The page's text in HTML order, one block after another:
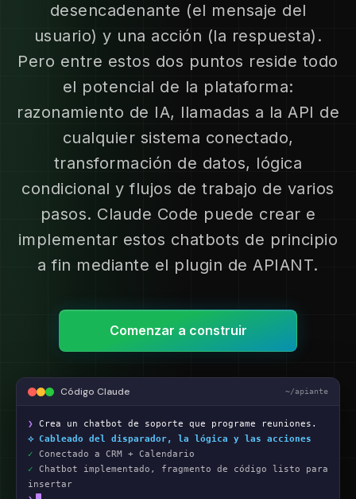
desencadenante (el mensaje del
usuario) y una acción (la respuesta).
Pero entre estos dos puntos reside todo
el potencial de la plataforma:
razonamiento de IA, llamadas a la API de
cualquier sistema conectado,
transformación de datos, lógica
condicional y flujos de trabajo de varios
pasos. Claude Code puede crear e
implementar estos chatbots de principio
a fin mediante el plugin de APIANT.
Comenzar a construir
Código Claude ~/apiante
❯
Crea un chatbot de soporte que programe reuniones.
⟡ Cableado del disparador, la lógica y las acciones
✓ Conectado a CRM + Calendario
✓ Chatbot implementado, fragmento de código listo para
insertar